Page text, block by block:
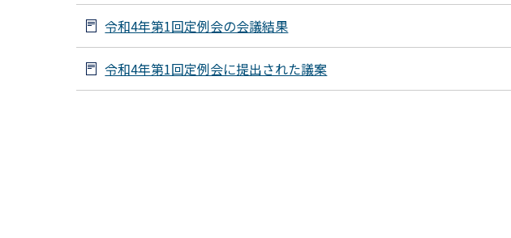
令和4年第1回定例会の会議結果
令和4年第1回定例会に提出された議案